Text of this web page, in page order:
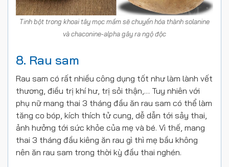
Tinh bột trong khoai tây mọc mầm sẽ chuyển hóa thành solanine
và chaconine-alpha gây ra ngộ độc
8. Rau sam
Rau sam có rất nhiều công dụng tốt như làm lành vết
thương, điều trị khí hư, trị sỏi thận,… Tuy nhiên với
phụ nữ mang thai 3 tháng đầu ăn rau sam có thể làm
tăng co bóp, kích thích tử cung, dễ dẫn tới sảy thai,
ảnh hưởng tới sức khỏe của mẹ và bé. Vì thế, mang
thai 3 tháng đầu kiêng ăn rau gì thì mẹ bầu không
nên ăn rau sam trong thời kỳ đầu thai nghén.